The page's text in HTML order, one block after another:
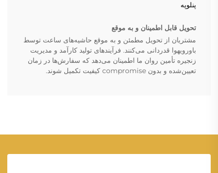
پنلوپه
تحویل قابل اطمینان و به موقع
مشتریان از تحویل مطمئن و به موقع حاشیه‌های ساعت توسط
باورویهوا قدردانی می‌کنند. فرآیندهای تولید کارآمد و مدیریت
زنجیره تأمین روان ما اطمینان می‌دهد که سفارش‌ها در زمان
تعیین‌شده و بدون compromise کیفیت تکمیل شوند.